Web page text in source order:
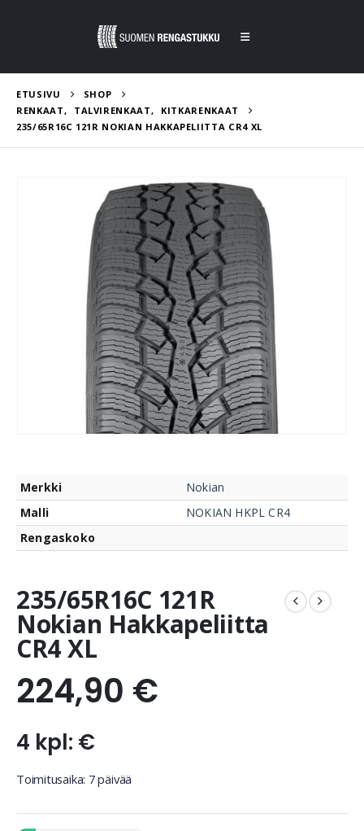
ETUSIVU
SHOP
RENKAAT, TALVIRENKAAT,
KITKARENKAAT
235/65R16C 121R NOKIAN HAKKAPELIITTA CR4 XL
Merkki
Nokian
Malli
NOKIAN HKPL CR4
Rengaskoko
235/65R16C 121R
Nokian Hakkapeliitta
CR4 XL
224,90 €
4 kpl: €
Toimitusaika: 7 päivää